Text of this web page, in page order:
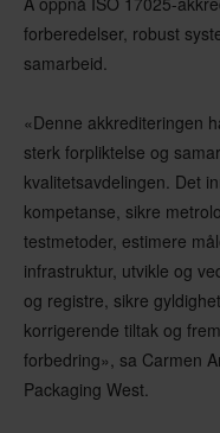
forberedelser, robust
samarbeid.
«Denne akkrediteringen
sterk forpliktelse og
kvalitetsavdelingen. Det
kompetanse, sikre
testmetoder, estimere
infrastruktur, utvikle og
og registre, sikre
korrigerende tiltak og
forbedring», sa Carmen
Packaging West.